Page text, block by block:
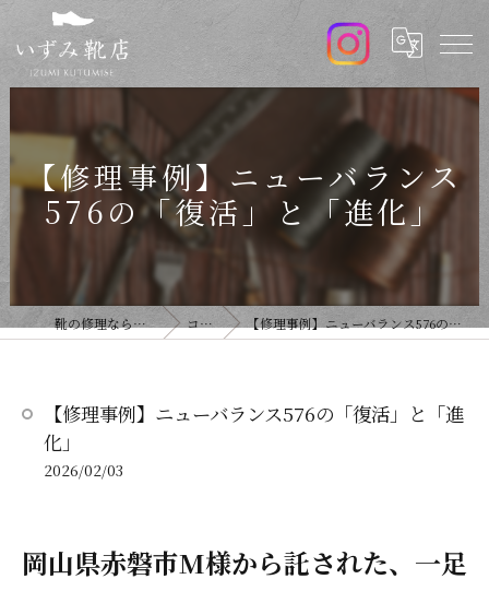
【修理事例】ニューバランス
576の「復活」と「進化」
靴の修理ならいずみ靴店 コラム 【修理事例】ニューバランス576の「復活」と「進化」
【修理事例】ニューバランス576の「復活」と「進
化」
2026/02/03
――岡山県赤磐市M様から託された、一足